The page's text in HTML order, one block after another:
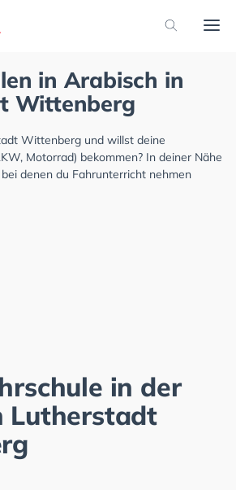
in Arabisch in
Wittenberg
Wittenberg und willst deine
Motorrad) bekommen? In deiner Nähe
denen du Fahrunterricht nehmen
in der
Lutherstadt